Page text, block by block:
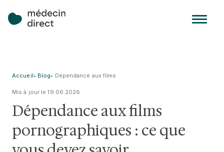
Accueil• Blog• Dépendance aux films
devez savoir
Dépendance aux films
pornographiques : ce que
Mis à jour le19.06.2026